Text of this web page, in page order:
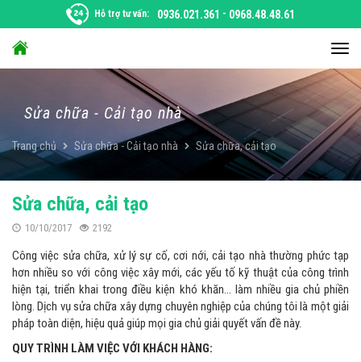
dung
Hỗ trợ tư vấn: 0936.021.361 - 0968.48.48.61
đổi
điều
Sửa chữa - Cải tạo nhà
Trang chủ Sửa chữa - Cải tạo nhà Sửa chữa, cải tạo
Sửa chữa, cải tạo
10/10/2017 2192
Công việc sửa chữa, xử lý sự cố, cơi nới, cải tạo nhà thường phức tạp
hơn nhiều so với công việc xây mới, các yếu tố kỹ thuật của công trình
hiện tại, triển khai trong điều kiện khó khăn… làm nhiều gia chủ phiền
lòng. Dịch vụ sửa chữa xây dựng chuyên nghiệp của chúng tôi là một giải
pháp toàn diện, hiệu quả giúp mọi gia chủ giải quyết vấn đề này.
QUY TRÌNH LÀM VIỆC VỚI KHÁCH HÀNG: